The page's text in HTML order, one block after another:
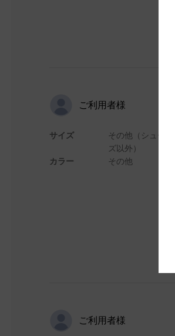
ご利用者様
サイズ
カラー
その他（シュー
ズ以外）
その他
ご利用者様